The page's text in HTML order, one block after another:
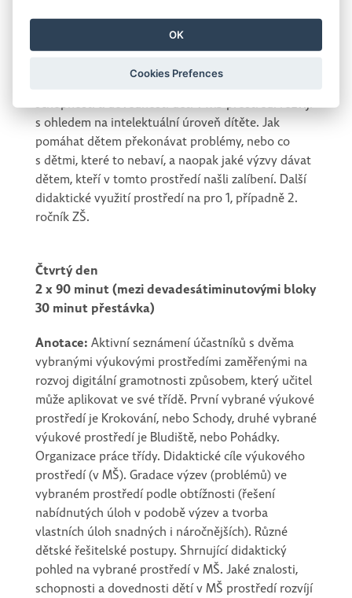
nabídnutých úloh v podobě výzev a tvorba
vlastních úloh snadných i náročnějších). Různé
dětské řešitelské postupy. Shrnující didaktický
schopnosti a dovednosti dětí v MŠ prostředí rozvíjí
s ohledem na intelektuální úroveň dítěte. Jak
pomáhat dětem překonávat problémy, nebo co
s dětmi, které to nebaví, a naopak jaké výzvy dávat
dětem, kteří v tomto prostředí našli zalíbení. Další
didaktické využití prostředí na pro 1, případně 2.
ročník ZŠ.
Čtvrtý den
2 x 90 minut (mezi devadesátiminutovými bloky
30 minut přestávka)
Anotace: Aktivní seznámení účastníků s dvěma
vybranými výukovými prostředími zaměřenými na
rozvoj digitální gramotnosti způsobem, který učitel
může aplikovat ve své třídě. První vybrané výukové
prostředí je Krokování, nebo Schody, druhé vybrané
výukové prostředí je Bludiště, nebo Pohádky.
Organizace práce třídy. Didaktické cíle výukového
prostředí (v MŠ). Gradace výzev (problémů) ve
vybraném prostředí podle obtížnosti (řešení
nabídnutých úloh v podobě výzev a tvorba
vlastních úloh snadných i náročnějších). Různé
dětské řešitelské postupy. Shrnující didaktický
pohled na vybrané prostředí v MŠ. Jaké znalosti,
schopnosti a dovednosti dětí v MŠ prostředí rozvíjí
OK
Cookies Prefences